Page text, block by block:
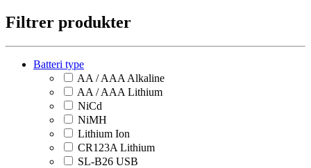
Filtrer produkter
Batteri type
AA / AAA Alkaline
AA / AAA Lithium
NiCd
NiMH
Lithium Ion
CR123A Lithium
SL-B26 USB